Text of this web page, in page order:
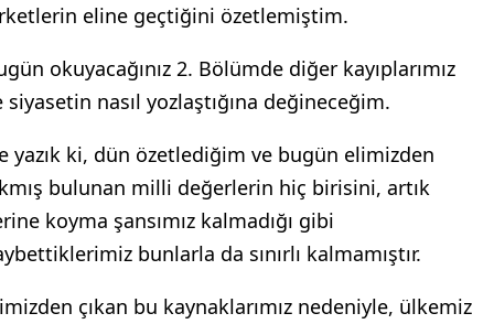
eline geçtiğini özetlemiştim.
okuyacağınız 2. Bölümde diğer kayıplarımız
siyasetin nasıl yozlaştığına değineceğim.
yazık ki, dün özetlediğim ve bugün elimizden
bulunan milli değerlerin hiç birisini, artık
koyma şansımız kalmadığı gibi
bunlarla da sınırlı kalmamıştır.
çıkan bu kaynaklarımız nedeniyle, ülkemiz